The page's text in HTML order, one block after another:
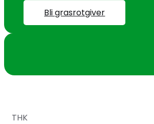
Bli grasrotgiver
THK